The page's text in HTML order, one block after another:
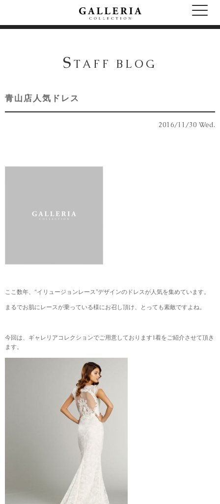
S TAFF BLOG
青山店人気ドレス
2016/11/30 Wed.
ここ数年、“イリュージョンレース”デザインのドレスが人気を集めています。
まるでお肌にレースが乗っている様にお召し頂け、とっても素敵ですよね。
今回は、ギャレリアコレクションでご用意しております1着をご紹介させて頂き
ます。